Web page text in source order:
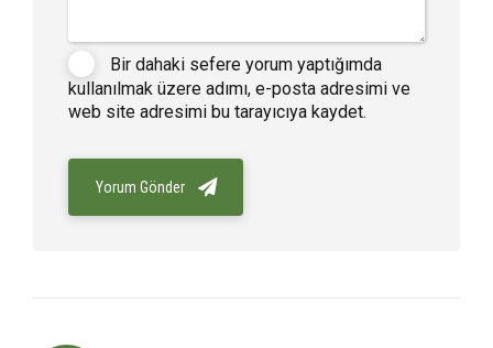
Bir dahaki sefere yorum yaptığımda
kullanılmak üzere adımı, e-posta adresimi ve
web site adresimi bu tarayıcıya kaydet.
Yorum Gönder